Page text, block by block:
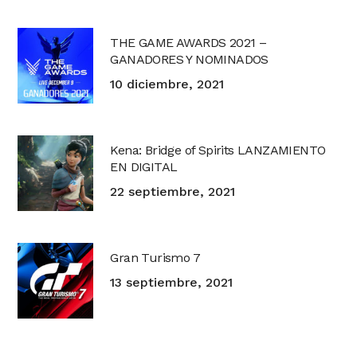
THE GAME AWARDS 2021 –
GANADORES Y NOMINADOS
10 diciembre, 2021
Kena: Bridge of Spirits LANZAMIENTO
EN DIGITAL
22 septiembre, 2021
Gran Turismo 7
13 septiembre, 2021